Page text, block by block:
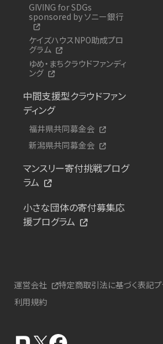
GIVING for SDGs
sponsored by ソニー銀行
ケイズハウスNPO助成プロ
グラム
ゆめ・まちクラウドファンディ
ング
中間支援型クラウドファン
ディング
福井県共同募金会
新潟県共同募金会
マンスリー寄付挑戦プログ
ラム
小さな団体の寄付募集応
援プログラム
運営会社 特定商取引法に基づく表記
利用規約